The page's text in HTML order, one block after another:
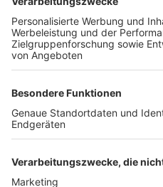
Freiburger Wochenbericht